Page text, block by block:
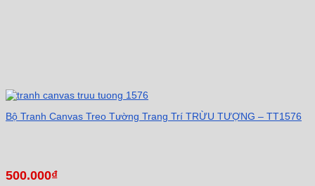
Bộ Tranh Canvas Treo Tường Trang Trí TRỪU TƯỢNG – TT1576
500.000₫